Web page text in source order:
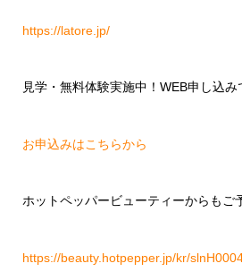
https://latore.jp/
見学・無料体験実施中！ WEB申し込み
お申込みはこちらから
ホットペッパービューティーからもご
https://beauty.hotpepper.jp/kr/